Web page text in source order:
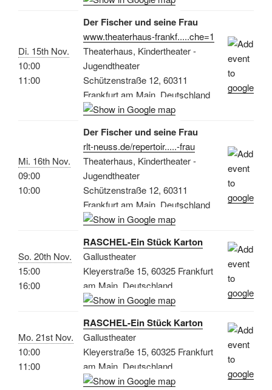
Di. 15th Nov.
10:00
11:00
Der Fischer und seine Frau
www.theaterhaus-frankf.....che=1
Theaterhaus, Kindertheater -
Jugendtheater
Schützenstraße 12, 60311
Frankfurt am Main, Deutschland
Mi. 16th Nov.
09:00
10:00
Der Fischer und seine Frau
rlt-neuss.de/repertoir.....-frau
Theaterhaus, Kindertheater -
Jugendtheater
Schützenstraße 12, 60311
Frankfurt am Main, Deutschland
So. 20th Nov.
15:00
16:00
RASCHEL-Ein Stück Karton
Gallustheater
Kleyerstraße 15, 60325 Frankfurt
am Main, Deutschland
Mo. 21st Nov.
10:00
11:00
RASCHEL-Ein Stück Karton
Gallustheater
Kleyerstraße 15, 60325 Frankfurt
am Main, Deutschland